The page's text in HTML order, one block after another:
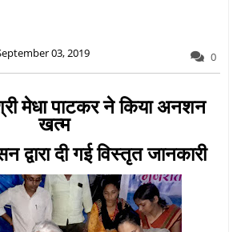
03, 2019 0
मेधा पाटकर ने किया अनशन
खत्म
द्वारा दी गई विस्तृत जानकारी